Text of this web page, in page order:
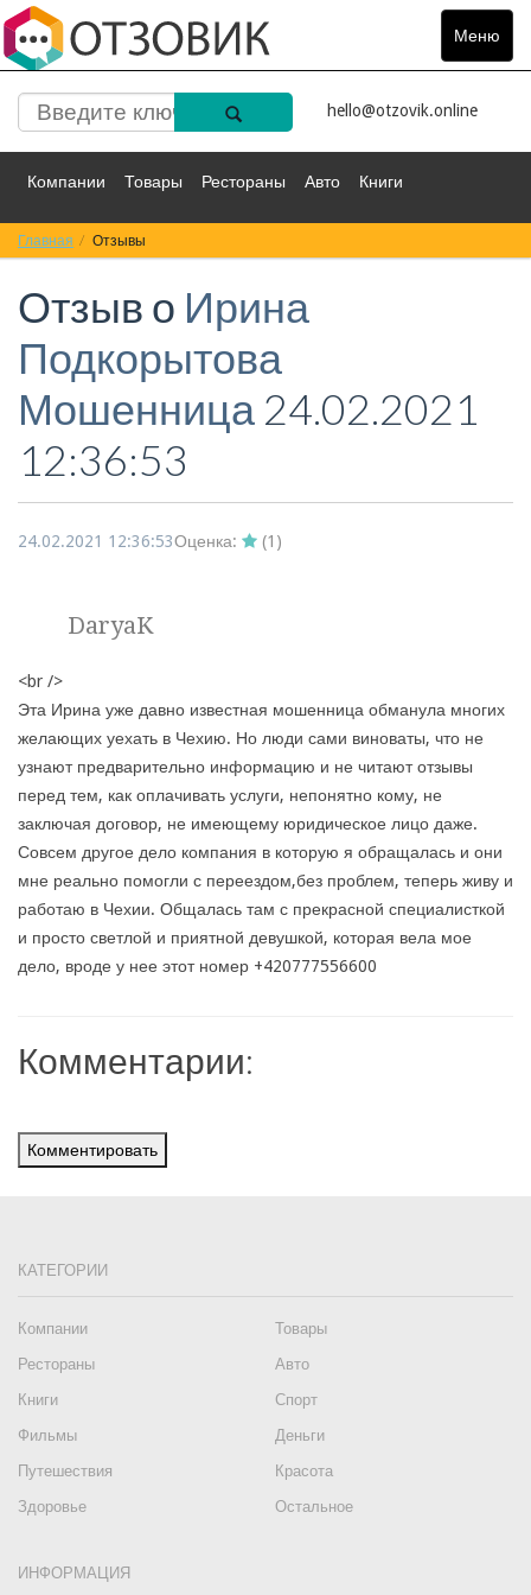
Меню
Toggle
hello@otzovik.online
Компании Товары Рестораны Авто Книги
Спорт Фильмы
Красота Здоровье Остальное
Главная Отзывы
Отзыв о Ирина
Подкорытова
Мошенница 24.02.2021
12:36:53
24.02.2021 12:36:53Оценка: (1 )
DaryaK
<br />
Эта Ирина уже давно известная мошенница обманула многих
желающих уехать в Чехию. Но люди сами виноваты, что не
узнают предварительно информацию и не читают отзывы
перед тем, как оплачивать услуги, непонятно кому, не
заключая договор, не имеющему юридическое лицо даже.
Совсем другое дело компания в которую я обращалась и они
мне реально помогли с переездом,без проблем, теперь живу и
работаю в Чехии. Общалась там с прекрасной специалисткой
и просто светлой и приятной девушкой, которая вела мое
дело, вроде у нее этот номер +420777556600
Комментарии:
Комментировать
КАТЕГОРИИ
Компании
Товары
Рестораны
Авто
Книги
Спорт
Фильмы
Деньги
Путешествия
Красота
Здоровье
Остальное
ИНФОРМАЦИЯ